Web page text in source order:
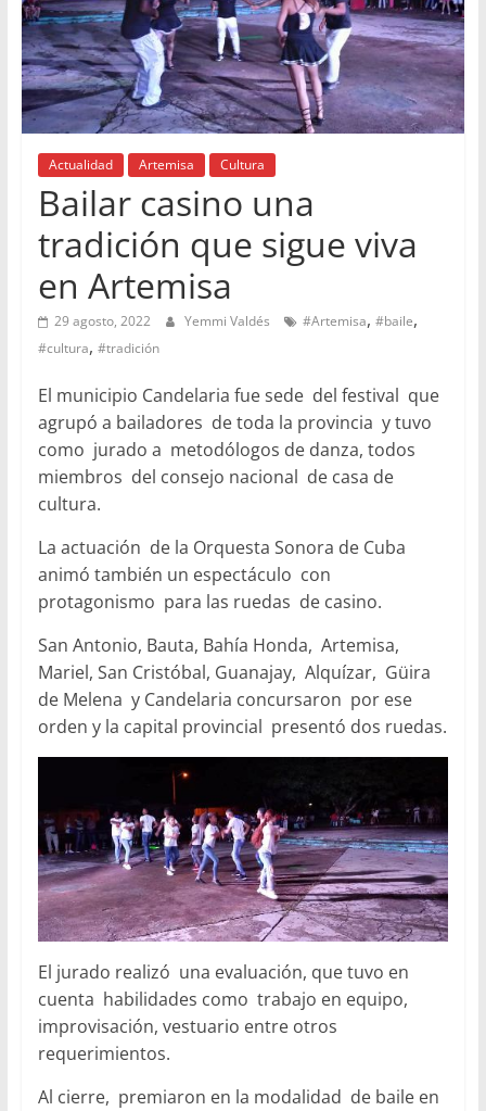
Actualidad Artemisa Cultura
Bailar casino una
tradición que sigue viva
en Artemisa
29 agosto, 2022 Yemmi Valdés #Artemisa, #baile,
#cultura, #tradición
El municipio Candelaria fue sede del festival que
agrupó a bailadores de toda la provincia y tuvo
como jurado a metodólogos de danza, todos
miembros del consejo nacional de casa de
cultura.
La actuación de la Orquesta Sonora de Cuba
animó también un espectáculo con
protagonismo para las ruedas de casino.
San Antonio, Bauta, Bahía Honda, Artemisa,
Mariel, San Cristóbal, Guanajay, Alquízar, Güira
de Melena y Candelaria concursaron por ese
orden y la capital provincial presentó dos ruedas.
El jurado realizó una evaluación, que tuvo en
cuenta habilidades como trabajo en equipo,
improvisación, vestuario entre otros
requerimientos.
Al cierre, premiaron en la modalidad de baile en